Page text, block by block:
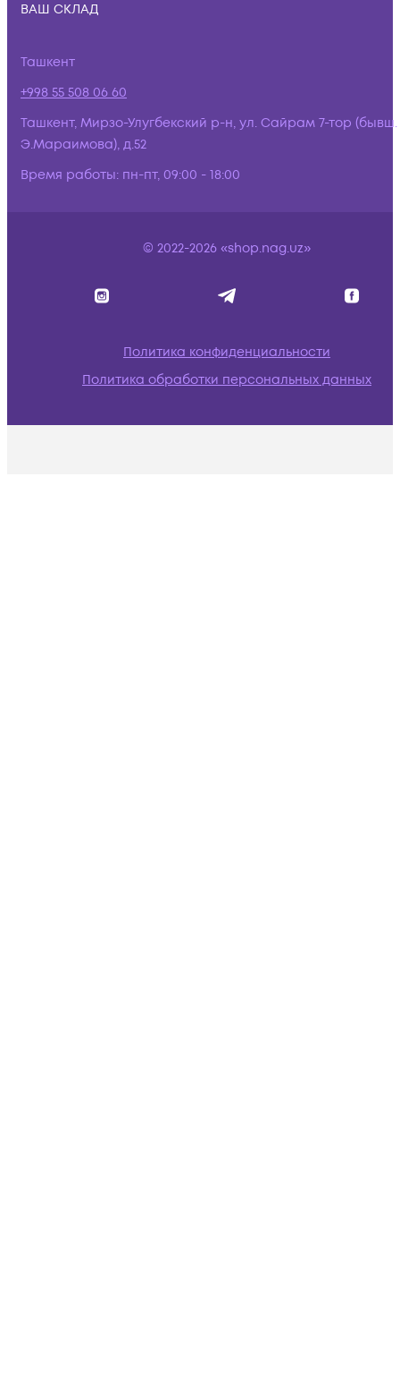
ВАШ СКЛАД
Ташкент
+998 55 508 06 60
Ташкент, Мирзо-Улугбекский р-н, ул. Сайрам 7-тор (бывш.
Э.Мараимова), д.52
Время работы: пн-пт, 09:00 - 18:00
© 2022-2026 «shop.nag.uz»
Политика конфиденциальности
Политика обработки персональных данных